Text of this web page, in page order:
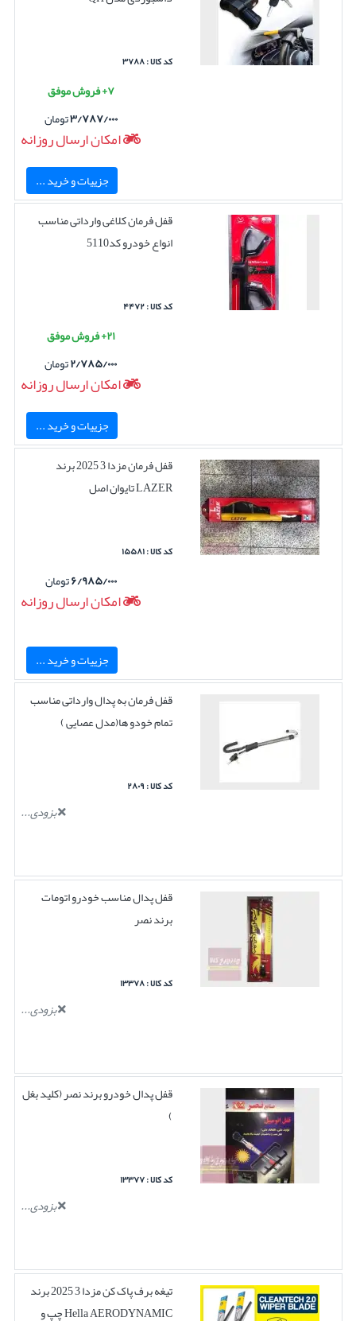
کد کالا : ۳۷۸۸
۷+ فروش موفق
۳/۷۸۷/۰۰۰تومان
امکان ارسال روزانه
جزییات و خرید ...
قفل فرمان کلاغی وارداتی مناسب
انواع خودرو کد5110
کد کالا : ۴۴۷۲
۲۱+ فروش موفق
۲/۷۸۵/۰۰۰تومان
امکان ارسال روزانه
جزییات و خرید ...
قفل فرمان مزدا 3 2025 برند
LAZER تایوان اصل
کد کالا : ۱۵۵۸۱
۶/۹۸۵/۰۰۰تومان
امکان ارسال روزانه
جزییات و خرید ...
قفل فرمان به پدال وارداتی مناسب
تمام خودو ها(مدل عصایی )
کد کالا : ۲۸۰۹
بزودی...
قفل پدال مناسب خودرو اتومات
برند نصر
کد کالا : ۱۳۳۷۸
بزودی...
قفل پدال خودرو برند نصر (کلید بغل
)
کد کالا : ۱۳۳۷۷
بزودی...
تیغه برف پاک کن مزدا 3 2025 برند
Hella AERODYNAMIC چپ و